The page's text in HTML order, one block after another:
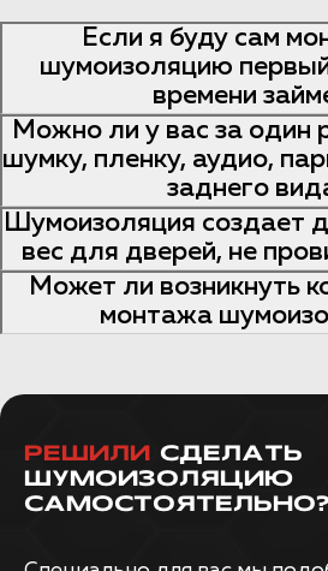
Если я буду сам
шумоизоляцию первый
времени
Можно ли у вас за один
шумку, пленку, аудио,
заднего
Шумоизоляция создает
вес для дверей, не
Может ли возникнуть
монтажа
РЕШИЛИ
СДЕЛАТЬ
ШУМОИЗОЛЯЦИЮ
САМОСТОЯТЕЛЬНО?